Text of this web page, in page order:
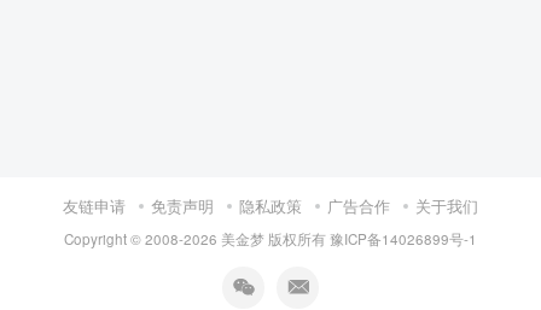
友链申请 免责声明 隐私政策 广告合作 关于我们
Copyright © 2008-2026 美金梦 版权所有 豫ICP备14026899号-1